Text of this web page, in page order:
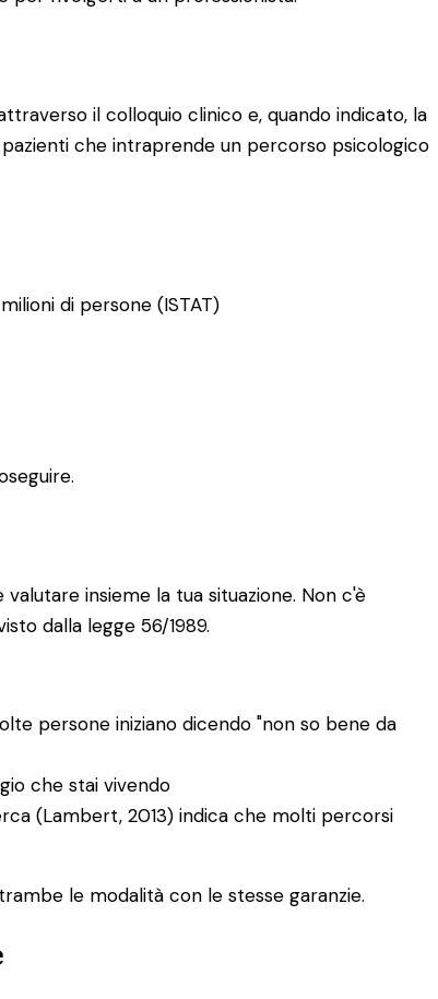
il colloquio clinico e, quando indicato, la
che intraprende un percorso psicologico
di persone (ISTAT)
insieme la tua situazione. Non c'è
dalla legge 56/1989.
persone iniziano dicendo "non so bene da
che stai vivendo
(Lambert, 2013) indica che molti percorsi
le modalità con le stesse garanzie.